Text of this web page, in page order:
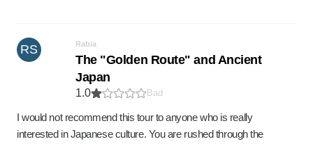
RS Rabia
The "Golden Route" and Ancient
Japan
1.0 Bad
I would not recommend this tour to anyone who is really
interested in Japanese culture. You are rushed through the